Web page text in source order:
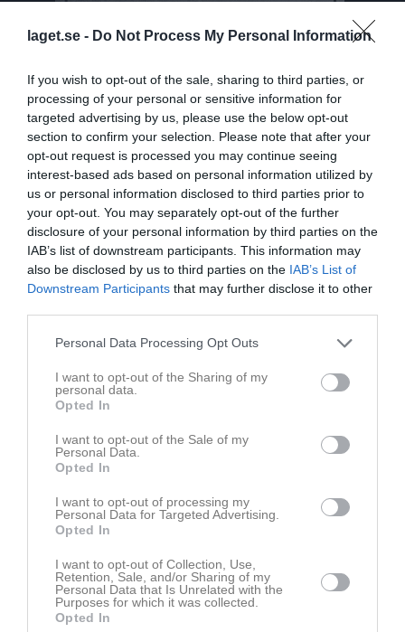
laget.se - Do Not Process My Personal Information
If you wish to opt-out of the sale, sharing to third parties, or
processing of your personal or sensitive information for
targeted advertising by us, please use the below opt-out
section to confirm your selection. Please note that after your
opt-out request is processed you may continue seeing
interest-based ads based on personal information utilized by
us or personal information disclosed to third parties prior to
your opt-out. You may separately opt-out of the further
disclosure of your personal information by third parties on the
IAB’s list of downstream participants. This information may
also be disclosed by us to third parties on the IAB’s List of
Downstream Participants that may further disclose it to other
Personal Data Processing Opt Outs
I want to opt-out of the Sharing of my
personal data.
Opted In
I want to opt-out of the Sale of my
Personal Data.
Opted In
I want to opt-out of processing my
Personal Data for Targeted Advertising.
Opted In
I want to opt-out of Collection, Use,
Retention, Sale, and/or Sharing of my
Personal Data that Is Unrelated with the
Purposes for which it was collected.
Opted In
Truppen Utespelare
Utespelare
Adis Abrigian
Utespelare
Samuel Adolfsson
Utespelare
Emil Axelsson
Jonas Bengtsson
Utespelare
Anders Bolin
Utespelare
Daniel Camitz
Utespelare